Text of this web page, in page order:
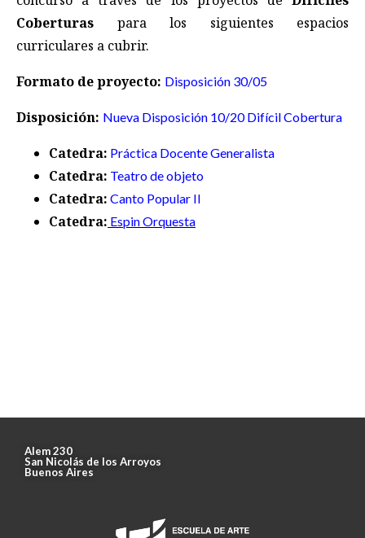
Coberturas para los siguientes espacios
curriculares a cubrir.
Formato de proyecto: Disposición 30/05
Disposición: Nueva Disposición 10/20 Difícil Cobertura
Catedra: Práctica Docente Generalista
Catedra: Teatro de objeto
Catedra: Canto Popular II
Catedra: Espin Orquesta
Alem 230
San Nicolás de los Arroyos
Buenos Aires